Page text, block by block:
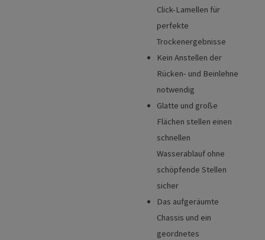
Click-Lamellen für
perfekte
Trockenergebnisse
Kein Anstellen der
Rücken- und Beinlehne
notwendig
Glatte und große
Flächen stellen einen
schnellen
Wasserablauf ohne
schöpfende Stellen
sicher
Das aufgeräumte
Chassis und ein
geordnetes